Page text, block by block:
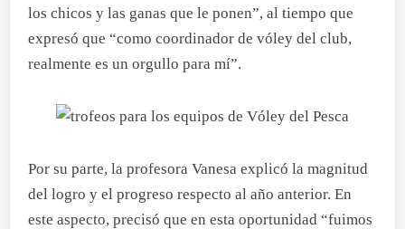
los chicos y las ganas que le ponen”, al tiempo que
expresó que “como coordinador de vóley del club,
realmente es un orgullo para mí”.
Por su parte, la profesora Vanesa explicó la magnitud
del logro y el progreso respecto al año anterior. En
este aspecto, precisó que en esta oportunidad “fuimos